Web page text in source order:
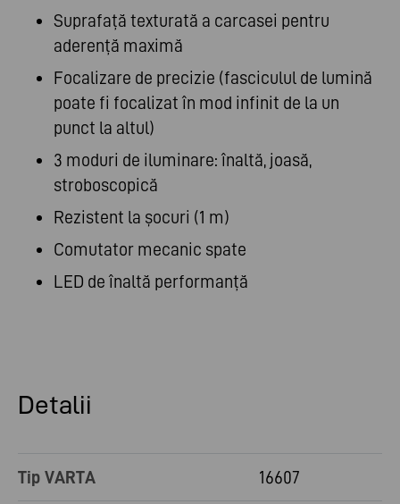
Suprafață texturată a carcasei pentru
aderență maximă
Focalizare de precizie (fasciculul de lumină
poate fi focalizat în mod infinit de la un
punct la altul)
3 moduri de iluminare: înaltă, joasă,
stroboscopică
Rezistent la șocuri (1 m)
Comutator mecanic spate
LED de înaltă performanță
Detalii
Tip VARTA 16607